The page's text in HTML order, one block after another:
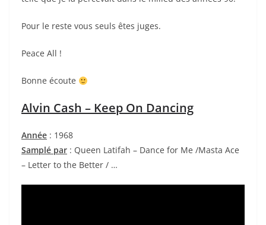
Pour le reste vous seuls êtes juges.
Peace All !
Bonne écoute
Alvin Cash – Keep On Dancing
Année : 1968
Samplé par : Queen Latifah – Dance for Me /Masta Ace
– Letter to the Better / …